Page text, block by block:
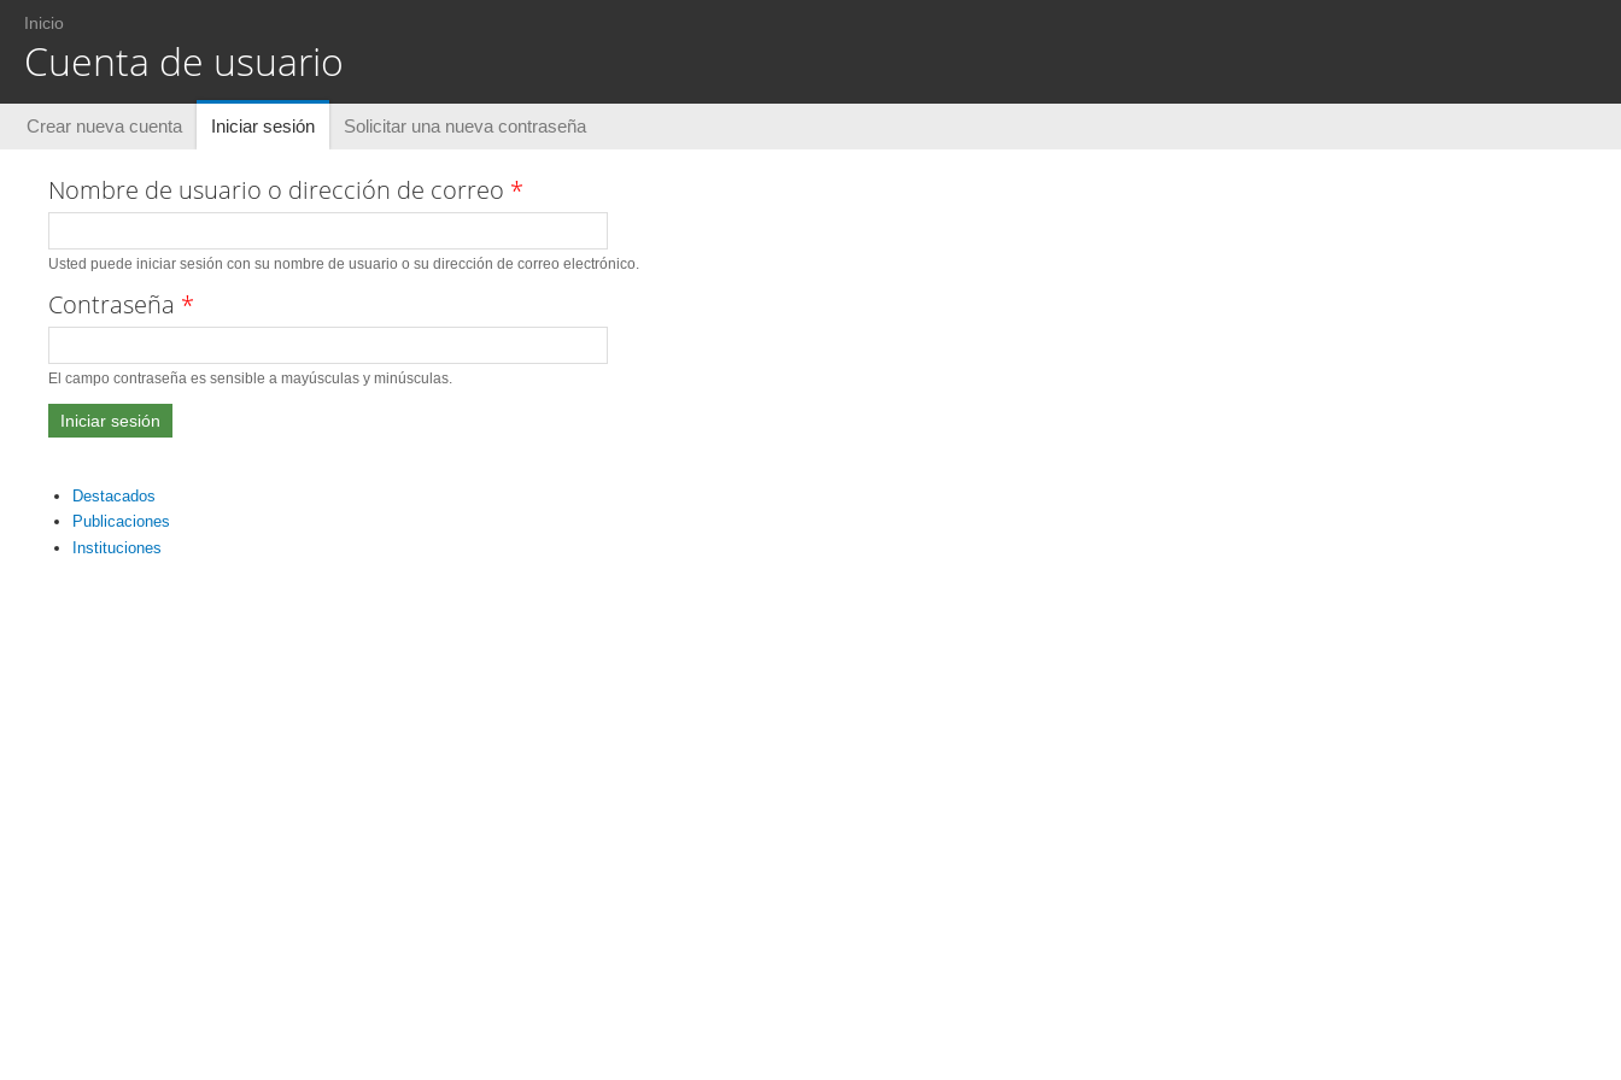
Usted está aquí
Inicio
Cuenta de usuario
Solapas principales
Crear nueva cuenta Iniciar sesión (solapa activa)
Solicitar una nueva contraseña
Nombre de usuario o dirección de correo *
Usted puede iniciar sesión con su nombre de usuario o su dirección de correo electrónico.
Contraseña *
El campo contraseña es sensible a mayúsculas y minúsculas.
Destacados
Publicaciones
Instituciones